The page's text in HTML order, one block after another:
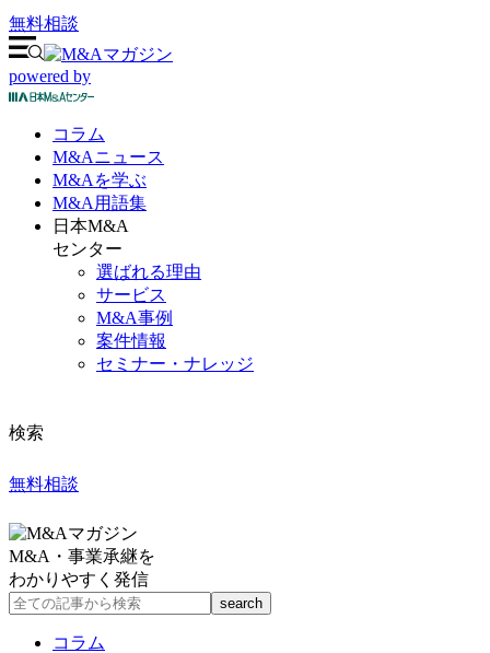
無料相談
powered by
コラム
M&Aニュース
M&Aを学ぶ
M&A 用語集
日本M&A
センター
選ばれる理由
サービス
M&A事例
案件情報
セミナー・ナレッジ
検索
無料相談
M&A・事業承継を
わかりやすく発信
コラム